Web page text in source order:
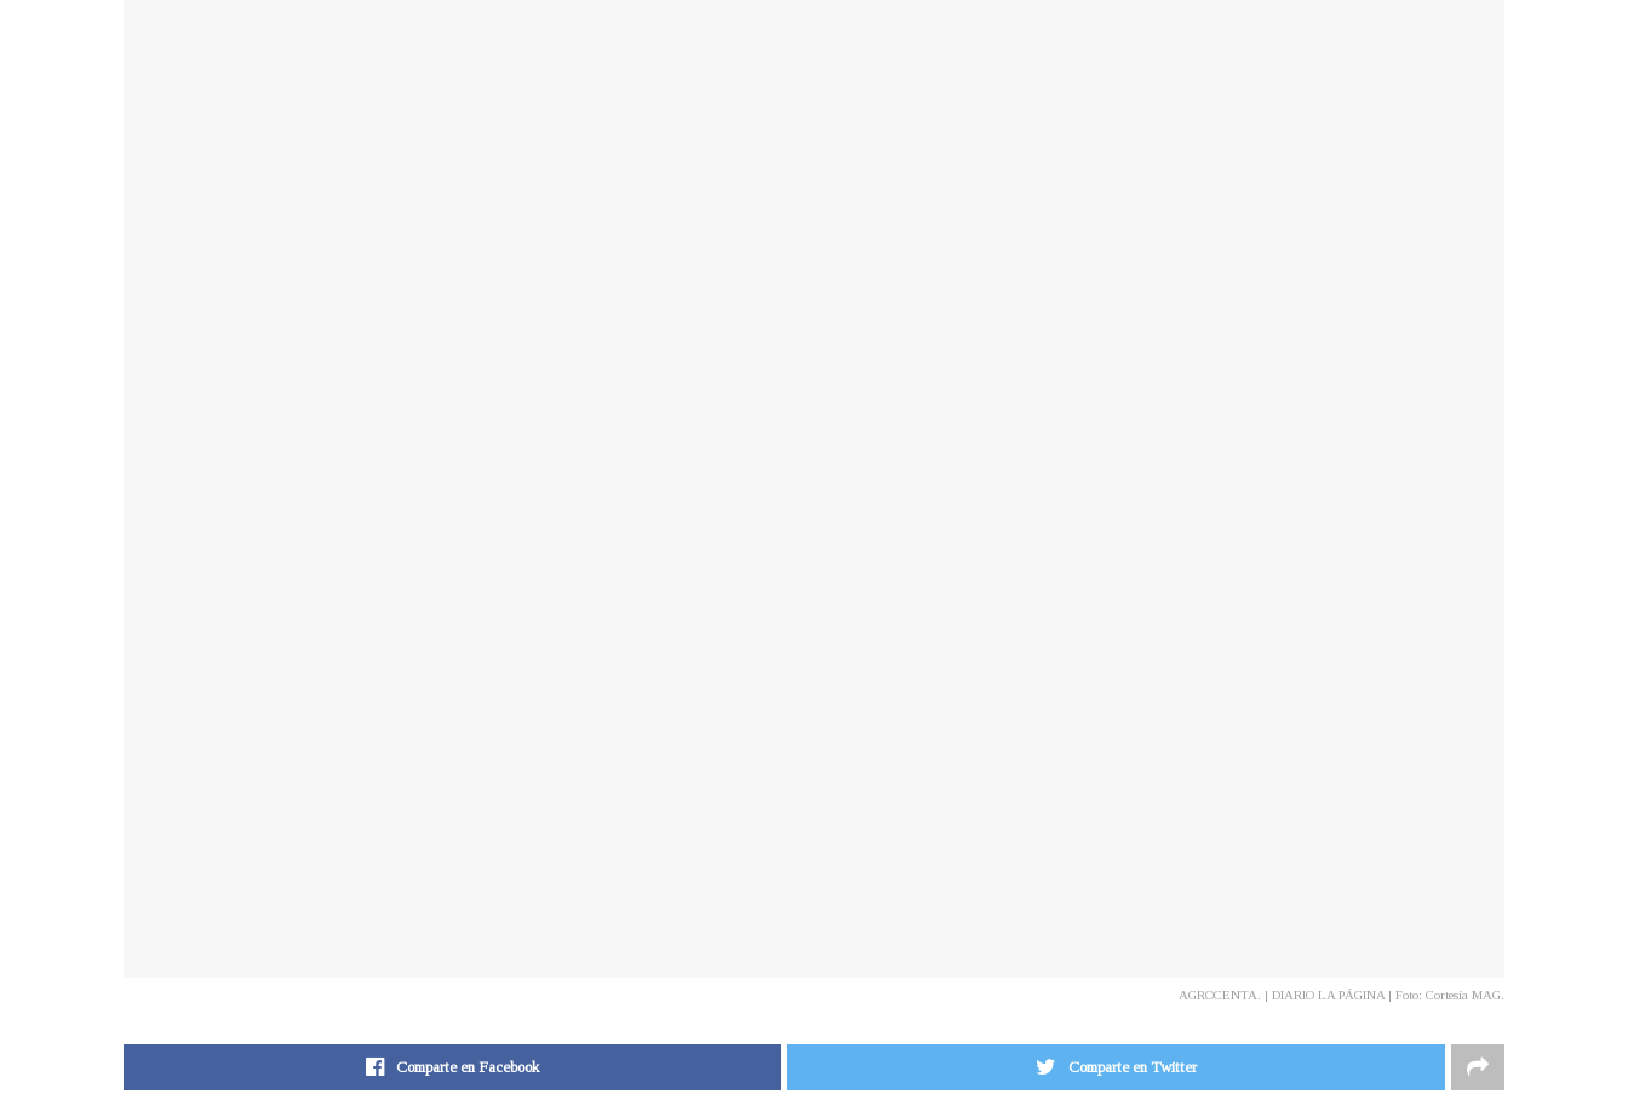
AGROCENTA. | DIARIO LA PÁGINA | Foto: Cortesía MAG.
Comparte en Facebook Comparte en Twitter